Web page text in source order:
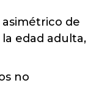
de
edad adulta,
no